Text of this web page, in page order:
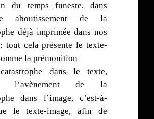
du temps funeste, dans
aboutissement de la
déjà imprimée dans nos
tout cela présente le texte-
la prémonition
dans le texte,
l’avènement de la
dans l’image, c’est-à-
le texte-image, afin de